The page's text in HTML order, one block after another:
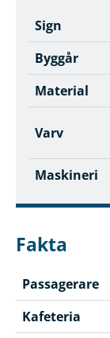
Sign
Byggår
Material
Varv
Maskineri
Fakta
Passagerare
Kafeteria